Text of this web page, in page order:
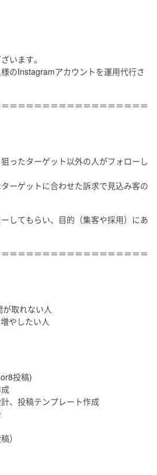
います。
のInstagramアカウントを運用代行さ
＝＝＝＝＝＝＝＝＝＝＝＝＝＝＝＝＝
ったターゲット以外の人がフォローし
ーゲットに合わせた訴求で見込み客の
してもらい、目的（集客や採用）にあ
＝＝＝＝＝＝＝＝＝＝＝＝＝＝＝＝＝
取れない人
やしたい人
投稿)
、投稿テンプレート作成
）